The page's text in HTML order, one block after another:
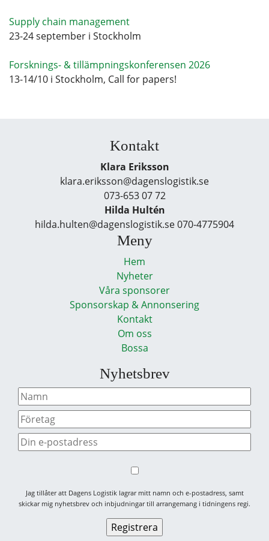
Supply chain management
23-24 september i Stockholm
Forsknings- & tillämpningskonferensen 2026
13-14/10 i Stockholm, Call for papers!
Kontakt
Klara Eriksson
klara.eriksson@dagenslogistik.se
073-653 07 72
Hilda Hultén
hilda.hulten@dagenslogistik.se 070-4775904
Meny
Hem
Nyheter
Våra sponsorer
Sponsorskap & Annonsering
Kontakt
Om oss
Bossa
Nyhetsbrev
Jag tillåter att Dagens Logistik lagrar mitt namn och e-postadress, samt
skickar mig nyhetsbrev och inbjudningar till arrangemang i tidningens regi.